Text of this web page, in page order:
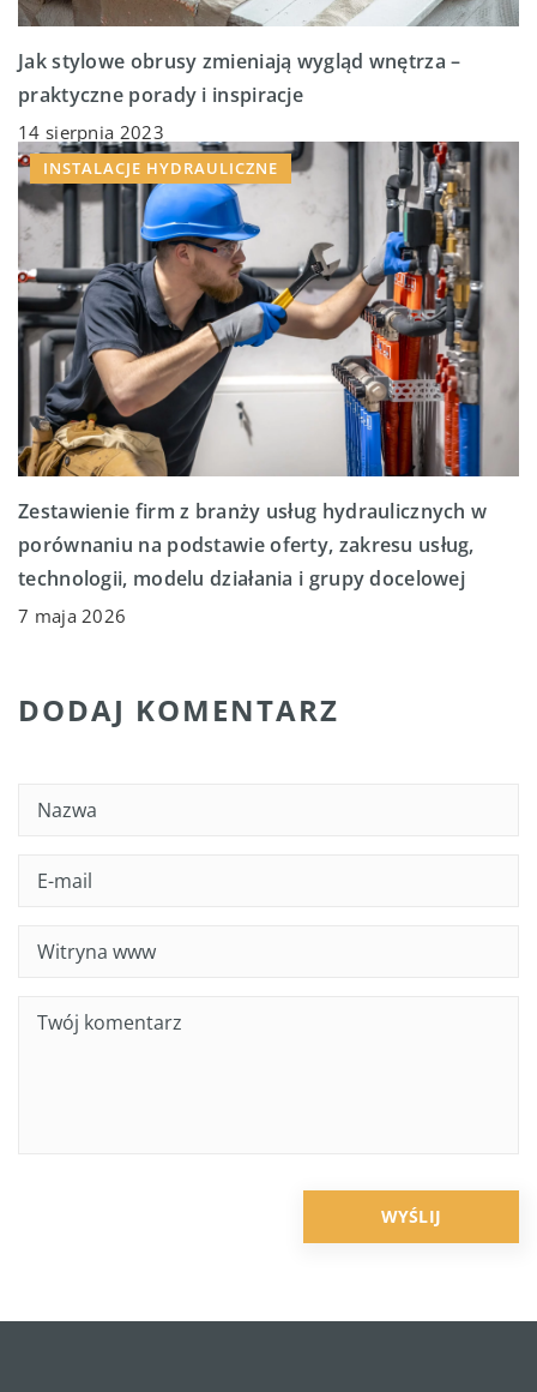
Jak stylowe obrusy zmieniają wygląd wnętrza –
praktyczne porady i inspiracje
14 sierpnia 2023
INSTALACJE HYDRAULICZNE
Zestawienie firm z branży usług hydraulicznych w
porównaniu na podstawie oferty, zakresu usług,
technologii, modelu działania i grupy docelowej
7 maja 2026
DODAJ KOMENTARZ